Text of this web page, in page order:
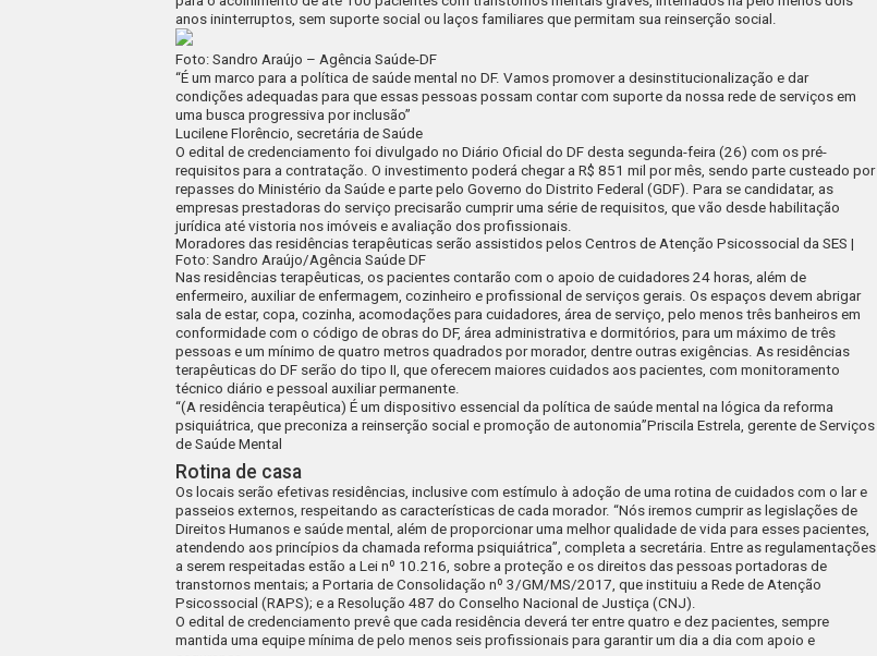
anos ininterruptos, sem suporte social ou laços familiares que permitam sua reinserção social.
Foto: Sandro Araújo – Agência Saúde-DF
“É um marco para a política de saúde mental no DF. Vamos promover a desinstitucionalização e dar
condições adequadas para que essas pessoas possam contar com suporte da nossa rede de serviços em
uma busca progressiva por inclusão”
Lucilene Florêncio, secretária de Saúde
O edital de credenciamento foi divulgado noDiário Oficial do DF desta segunda-feira (26)com os pré-
requisitos para a contratação. O investimento poderá chegar a R$ 851 mil por mês, sendo parte custeado por
repasses do Ministério da Saúde e parte pelo Governo do Distrito Federal (GDF). Para se candidatar, as
empresas prestadoras do serviço precisarão cumprir uma série de requisitos, que vão desde habilitação
jurídica até vistoria nos imóveis e avaliação dos profissionais.
Moradores das residências terapêuticas serão assistidos pelos Centros de Atenção Psicossocial da SES |
Foto: Sandro Araújo/Agência Saúde DF
Nas residências terapêuticas, os pacientes contarão com o apoio de cuidadores 24 horas, além de
enfermeiro, auxiliar de enfermagem, cozinheiro e profissional de serviços gerais. Os espaços devem abrigar
sala de estar, copa, cozinha, acomodações para cuidadores, área de serviço, pelo menos três banheiros em
conformidade com o código de obras do DF, área administrativa e dormitórios, para um máximo de três
pessoas e um mínimo de quatro metros quadrados por morador, dentre outras exigências. As residências
terapêuticas do DF serão do tipo II, que oferecem maiores cuidados aos pacientes, com monitoramento
técnico diário e pessoal auxiliar permanente.
“(A residência terapêutica) É um dispositivo essencial da política de saúde mental na lógica da reforma
psiquiátrica, que preconiza a reinserção social e promoção de autonomia”Priscila Estrela, gerente de Serviços
de Saúde Mental
Rotina de casa
Os locais serão efetivas residências, inclusive com estímulo à adoção de uma rotina de cuidados com o lar e
passeios externos, respeitando as características de cada morador. “Nós iremos cumprir as legislações de
Direitos Humanos e saúde mental, além de proporcionar uma melhor qualidade de vida para esses pacientes,
atendendo aos princípios da chamada reforma psiquiátrica”, completa a secretária. Entre as regulamentações
a serem respeitadas estão a Lei nº 10.216, sobre a proteção e os direitos das pessoas portadoras de
transtornos mentais; a Portaria de Consolidação nº 3/GM/MS/2017, que instituiu a Rede de Atenção
Psicossocial (RAPS); e a Resolução 487 do Conselho Nacional de Justiça (CNJ).
O edital de credenciamento prevê que cada residência deverá ter entre quatro e dez pacientes, sempre
mantida uma equipe mínima de pelo menos seis profissionais para garantir um dia a dia com apoio e